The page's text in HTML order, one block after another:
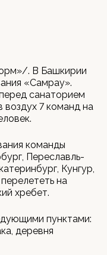
. В Башкирии
«Самрау».
санаторием
воздух 7 команд на
команды
Переславль-
Кунгур,
на
хребет.
пунктами:
деревня